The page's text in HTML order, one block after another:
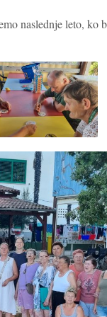
naslednje leto, ko